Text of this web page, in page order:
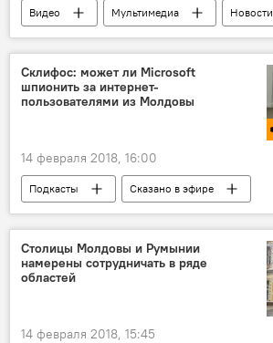
Видео Мультимедиа
Новости
Россия
Иванов
алмазы
камни
Владимир Путин
Склифос: может ли Microsoft
шпионить за интернет-
пользователями из Молдовы
14 февраля 2018, 16:00
Подкасты
Сказано в эфире
Новости
Константин Склифос
вирус
хакеры
Столицы Молдовы и Румынии
намерены сотрудничать в ряде
областей
14 февраля 2018, 15:45